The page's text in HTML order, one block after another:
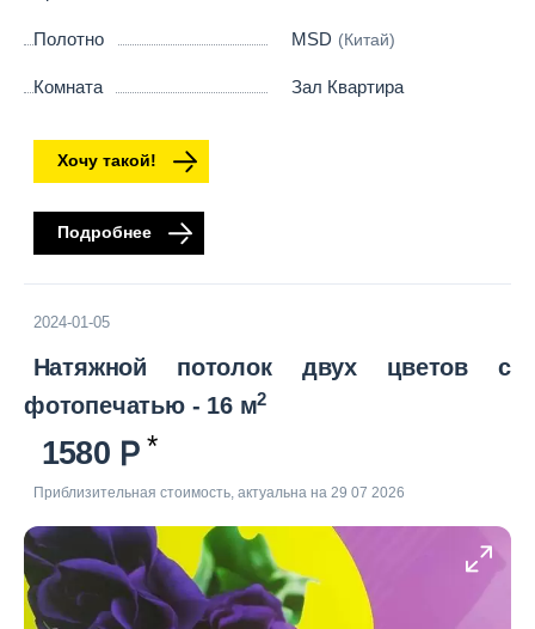
Полотно MSD (Китай)
Комната Зал Квартира
Хочу такой!
Подробнее
2024-01-05
Натяжной потолок двух цветов с
фотопечатью - 16 м2
1580
Приблизительная стоимость, актуальна на 29 07 2026